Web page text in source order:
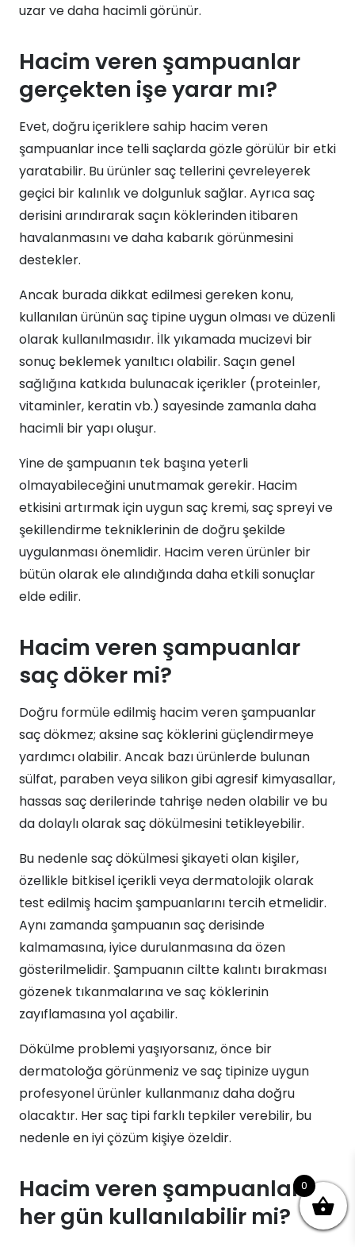
uzar ve daha hacimli görünür.
Hacim veren şampuanlar
gerçekten işe yarar mı?
Evet, doğru içeriklere sahip hacim veren
şampuanlar ince telli saçlarda gözle görülür bir etki
yaratabilir. Bu ürünler saç tellerini çevreleyerek
geçici bir kalınlık ve dolgunluk sağlar. Ayrıca saç
derisini arındırarak saçın köklerinden itibaren
havalanmasını ve daha kabarık görünmesini
destekler.
Ancak burada dikkat edilmesi gereken konu,
kullanılan ürünün saç tipine uygun olması ve düzenli
olarak kullanılmasıdır. İlk yıkamada mucizevi bir
sonuç beklemek yanıltıcı olabilir. Saçın genel
sağlığına katkıda bulunacak içerikler (proteinler,
vitaminler, keratin vb.) sayesinde zamanla daha
hacimli bir yapı oluşur.
Yine de şampuanın tek başına yeterli
olmayabileceğini unutmamak gerekir. Hacim
etkisini artırmak için uygun saç kremi, saç spreyi ve
şekillendirme tekniklerinin de doğru şekilde
uygulanması önemlidir. Hacim veren ürünler bir
bütün olarak ele alındığında daha etkili sonuçlar
elde edilir.
Hacim veren şampuanlar
saç döker mi?
Doğru formüle edilmiş hacim veren şampuanlar
saç dökmez; aksine saç köklerini güçlendirmeye
yardımcı olabilir. Ancak bazı ürünlerde bulunan
sülfat, paraben veya silikon gibi agresif kimyasallar,
hassas saç derilerinde tahrişe neden olabilir ve bu
da dolaylı olarak saç dökülmesini tetikleyebilir.
Bu nedenle saç dökülmesi şikayeti olan kişiler,
özellikle bitkisel içerikli veya dermatolojik olarak
test edilmiş hacim şampuanlarını tercih etmelidir.
Aynı zamanda şampuanın saç derisinde
kalmamasına, iyice durulanmasına da özen
gösterilmelidir. Şampuanın ciltte kalıntı bırakması
gözenek tıkanmalarına ve saç köklerinin
zayıflamasına yol açabilir.
Dökülme problemi yaşıyorsanız, önce bir
dermatoloğa görünmeniz ve saç tipinize uygun
profesyonel ürünler kullanmanız daha doğru
olacaktır. Her saç tipi farklı tepkiler verebilir, bu
nedenle en iyi çözüm kişiye özeldir.
Hacim veren şampuanlar
her gün kullanılabilir mi?
0